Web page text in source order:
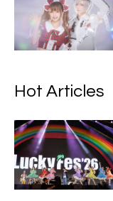
Hot Articles